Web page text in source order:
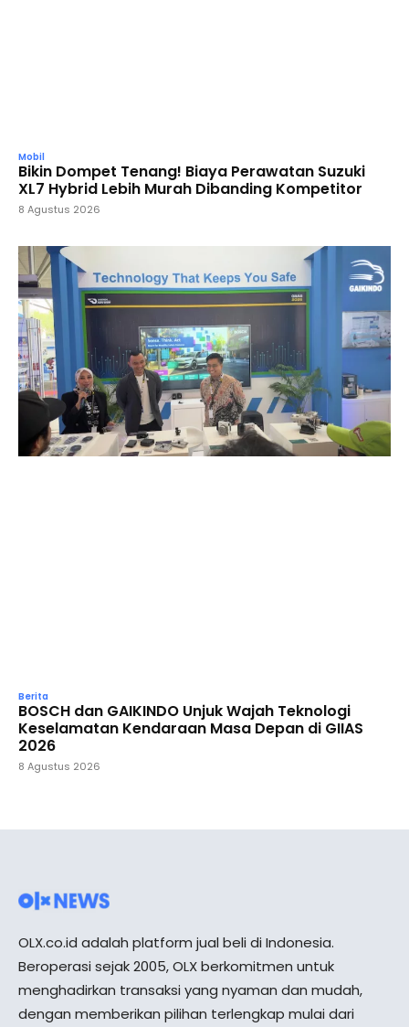
Mobil
Bikin Dompet Tenang! Biaya Perawatan Suzuki
XL7 Hybrid Lebih Murah Dibanding Kompetitor
8 Agustus 2026
Berita
BOSCH dan GAIKINDO Unjuk Wajah Teknologi
Keselamatan Kendaraan Masa Depan di GIIAS
2026
8 Agustus 2026
OLX.co.id adalah platform jual beli di Indonesia.
Beroperasi sejak 2005, OLX berkomitmen untuk
menghadirkan transaksi yang nyaman dan mudah,
dengan memberikan pilihan terlengkap mulai dari